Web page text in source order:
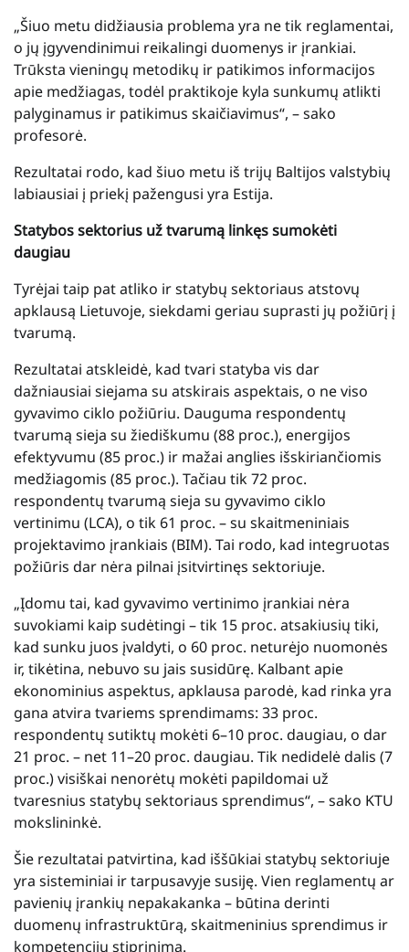
„Šiuo metu didžiausia problema yra ne tik reglamentai,
o jų įgyvendinimui reikalingi duomenys ir įrankiai.
Trūksta vieningų metodikų ir patikimos informacijos
apie medžiagas, todėl praktikoje kyla sunkumų atlikti
palyginamus ir patikimus skaičiavimus“, – sako
profesorė.
Rezultatai rodo, kad šiuo metu iš trijų Baltijos valstybių
labiausiai į priekį pažengusi yra Estija.
Statybos sektorius už tvarumą linkęs sumokėti
daugiau
Tyrėjai taip pat atliko ir statybų sektoriaus atstovų
apklausą Lietuvoje, siekdami geriau suprasti jų požiūrį į
tvarumą.
Rezultatai atskleidė, kad tvari statyba vis dar
dažniausiai siejama su atskirais aspektais, o ne viso
gyvavimo ciklo požiūriu. Dauguma respondentų
tvarumą sieja su žiediškumu (88 proc.), energijos
efektyvumu (85 proc.) ir mažai anglies išskiriančiomis
medžiagomis (85 proc.). Tačiau tik 72 proc.
respondentų tvarumą sieja su gyvavimo ciklo
vertinimu (LCA), o tik 61 proc. – su skaitmeniniais
projektavimo įrankiais (BIM). Tai rodo, kad integruotas
požiūris dar nėra pilnai įsitvirtinęs sektoriuje.
„Įdomu tai, kad gyvavimo vertinimo įrankiai nėra
suvokiami kaip sudėtingi – tik 15 proc. atsakiusių tiki,
kad sunku juos įvaldyti, o 60 proc. neturėjo nuomonės
ir, tikėtina, nebuvo su jais susidūrę. Kalbant apie
ekonominius aspektus, apklausa parodė, kad rinka yra
gana atvira tvariems sprendimams: 33 proc.
respondentų sutiktų mokėti 6–10 proc. daugiau, o dar
21 proc. – net 11–20 proc. daugiau. Tik nedidelė dalis (7
proc.) visiškai nenorėtų mokėti papildomai už
tvaresnius statybų sektoriaus sprendimus“, – sako KTU
mokslininkė.
Šie rezultatai patvirtina, kad iššūkiai statybų sektoriuje
yra sisteminiai ir tarpusavyje susiję. Vien reglamentų ar
pavienių įrankių nepakakanka – būtina derinti
duomenų infrastruktūrą, skaitmeninius sprendimus ir
kompetencijų stiprinimą.